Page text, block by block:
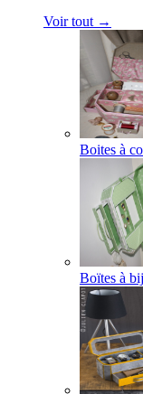
Voir tout →
Boites à
Boïtes à